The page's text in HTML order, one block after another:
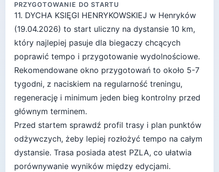
PRZYGOTOWANIE DO STARTU
11. DYCHA KSIĘGI HENRYKOWSKIEJ w Henryków
(19.04.2026) to start uliczny na dystansie 10 km,
który najlepiej pasuje dla biegaczy chcących
poprawić tempo i przygotowanie wydolnościowe.
Rekomendowane okno przygotowań to około 5-7
tygodni, z naciskiem na regularność treningu,
regenerację i minimum jeden bieg kontrolny przed
głównym terminem.
Przed startem sprawdź profil trasy i plan punktów
odżywczych, żeby lepiej rozłożyć tempo na całym
dystansie. Trasa posiada atest PZLA, co ułatwia
porównywanie wyników między edycjami.